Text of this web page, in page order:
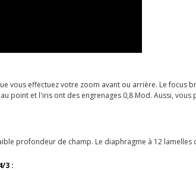
effectuez votre zoom avant ou arrière. Le focus
point et l'iris ont des engrenages 0,8 Mod. Aussi, vous
profondeur de champ. Le diaphragme à 12
3 :